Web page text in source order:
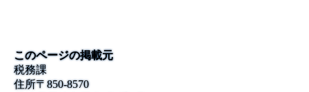
このページの掲載元
税務課
住所〒850-8570